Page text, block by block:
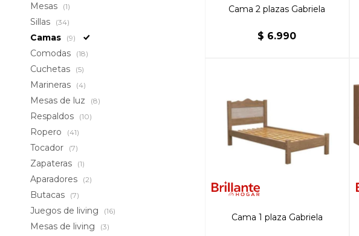
Cama 2 plazas Gabriela
$ 6.990
Cama 1 plaza Gabriela
Mesas (1)
Sillas (34)
Camas (9)
Comodas (18)
Cuchetas (5)
Marineras (4)
Mesas de luz (8)
Respaldos (10)
Ropero (41)
Tocador (7)
Zapateras (1)
Aparadores (2)
Butacas (7)
Juegos de living (16)
Mesas de living (3)